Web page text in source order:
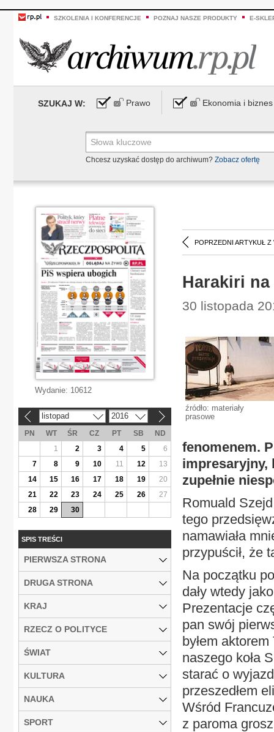
SZKOLENIA I KONFERENCJE POZNAJ NASZE PRODUKTY E-
SZUKAJ W: Prawo Ekonomia i biznes
Chcesz uzyskać dostęp do archiwum? Zobacz ofertę
POPRZEDNI ARTYKUŁ Z
Harakiri
30 listopada
źródło: materiały
prasowe
fenomenem.
impresaryjny,
zupełnie
Romuald
tego
namawiała
przypuścił, że
Na początku
dały wtedy
Prezentacje
pan swój
byłem
naszego koła
starać o
przeszedłem
Wśród
z paroma
Wydanie: 10612
listopad 2016
PN WT ŚR CZ PT SB
ND
1
2 3 4 5
6
7
8 9 10 11 12
13
14
15 16 17 18 19
20
21
22 23 24 25 26
27
28
29 30
SPIS TREŚCI
PIERWSZA STRONA
DRUGA STRONA
KRAJ
RZECZ O POLITYCE
ŚWIAT
KULTURA
NAUKA
SPORT